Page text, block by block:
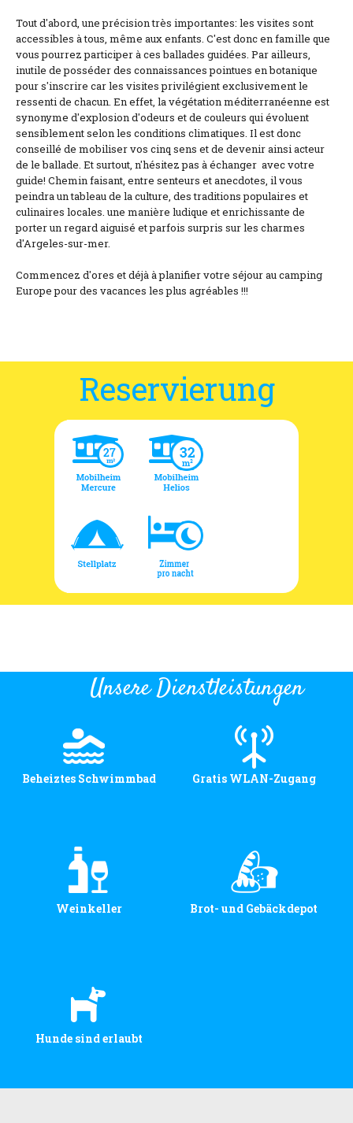
Tout d'abord, une précision très importantes: les visites sont
accessibles à tous, même aux enfants. C'est donc en famille que
vous pourrez participer à ces ballades guidées. Par ailleurs,
inutile de posséder des connaissances pointues en botanique
pour s'inscrire car les visites privilégient exclusivement le
ressenti de chacun. En effet, la végétation méditerranéenne est
synonyme d'explosion d'odeurs et de couleurs qui évoluent
sensiblement selon les conditions climatiques. Il est donc
conseillé de mobiliser vos cinq sens et de devenir ainsi acteur
de le ballade. Et surtout, n'hésitez pas à échanger avec votre
guide! Chemin faisant, entre senteurs et anecdotes, il vous
peindra un tableau de la culture, des traditions populaires et
culinaires locales. une manière ludique et enrichissante de
porter un regard aiguisé et parfois surpris sur les charmes
d'Argeles-sur-mer.
Commencez d'ores et déjà à planifier votre séjour au camping
Europe pour des vacances les plus agréables !!!
Reservierung
Unsere Dienstleistungen
Beheiztes Schwimmbad Gratis WLAN-Zugang
Weinkeller Brot- und Gebäckdepot
Hunde sind erlaubt